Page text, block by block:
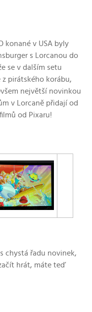
konané v USA byly
s Lorcanou do
se v dalším setu
pirátského korábu,
největší novinkou
v Lorcaně přidají od
od Pixaru!
chystá řadu novinek,
hrát, máte teď